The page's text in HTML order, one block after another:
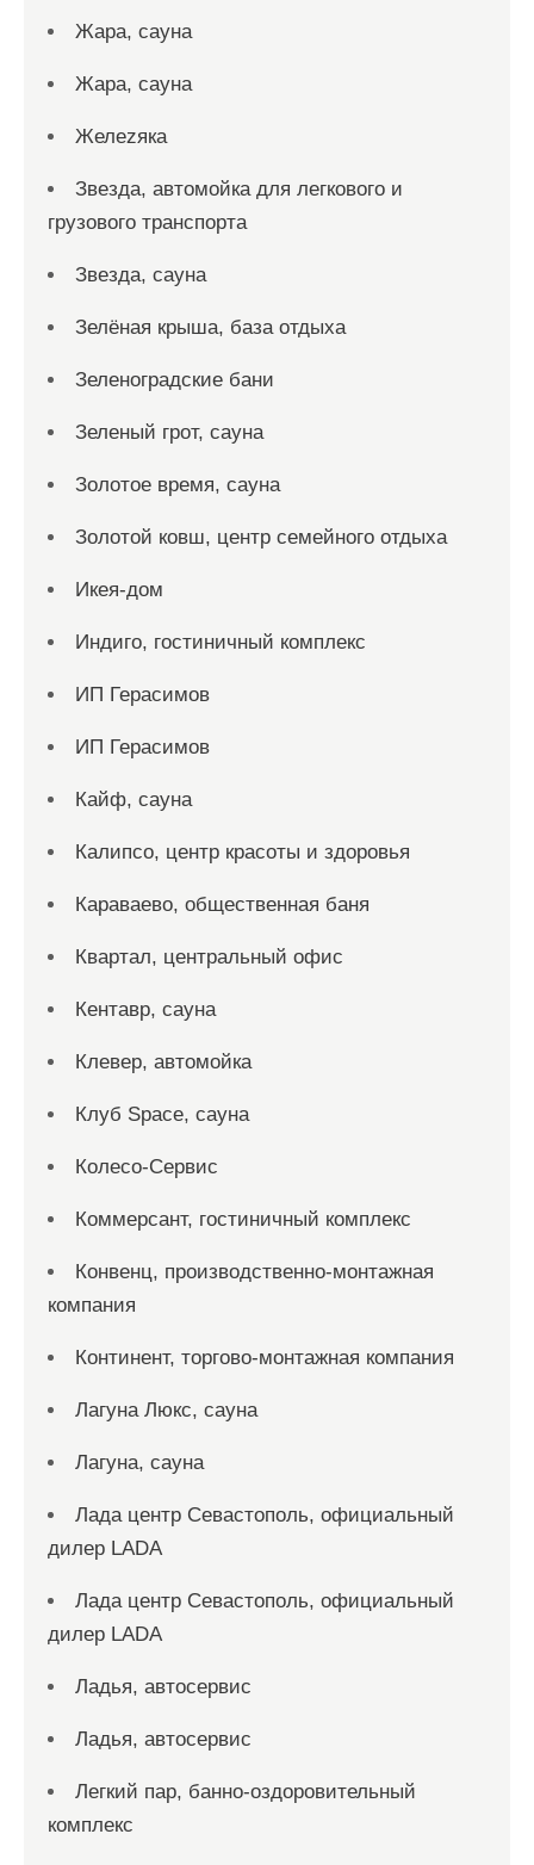
Жара, сауна
Жара, сауна
Желеzяка
Звезда, автомойка для легкового и
грузового транспорта
Звезда, сауна
Зелёная крыша, база отдыха
Зеленоградские бани
Зеленый грот, сауна
Золотое время, сауна
Золотой ковш, центр семейного отдыха
Икея-дом
Индиго, гостиничный комплекс
ИП Герасимов
ИП Герасимов
Кайф, сауна
Калипсо, центр красоты и здоровья
Караваево, общественная баня
Квартал, центральный офис
Кентавр, сауна
Клевер, автомойка
Клуб Space, сауна
Колесо-Сервис
Коммерсант, гостиничный комплекс
Конвенц, производственно-монтажная
компания
Континент, торгово-монтажная компания
Лагуна Люкс, сауна
Лагуна, сауна
Лада центр Севастополь, официальный
дилер LADA
Лада центр Севастополь, официальный
дилер LADA
Ладья, автосервис
Ладья, автосервис
Легкий пар, банно-оздоровительный
комплекс